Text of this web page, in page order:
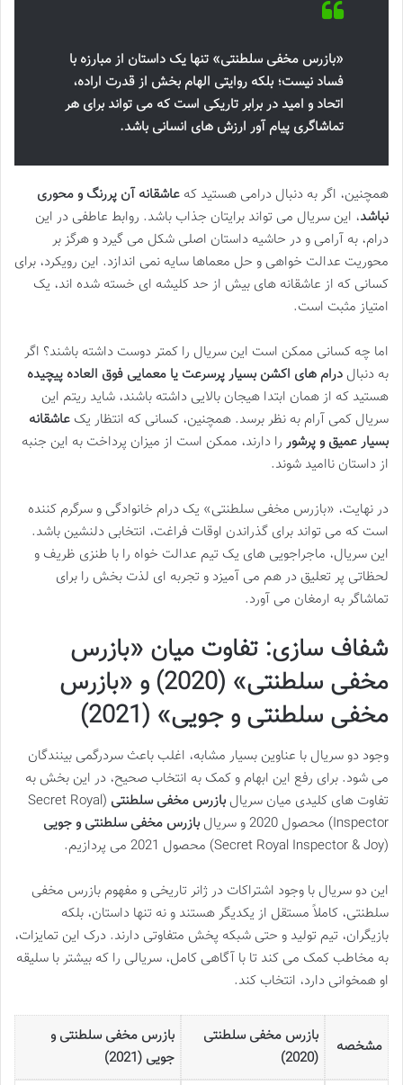
«بازرس مخفی سلطنتی» تنها یک داستان از مبارزه با
فساد نیست؛ بلکه روایتی الهام بخش از قدرت اراده،
اتحاد و امید در برابر تاریکی است که می تواند برای هر
تماشاگری پیام آور ارزش های انسانی باشد.
همچنین، اگر به دنبال درامی هستید که عاشقانه آن پررنگ و محوری
نباشد، این سریال می تواند برایتان جذاب باشد. روابط عاطفی در این
درام، به آرامی و در حاشیه داستان اصلی شکل می گیرد و هرگز بر
محوریت عدالت خواهی و حل معماها سایه نمی اندازد. این رویکرد، برای
کسانی که از عاشقانه های بیش از حد کلیشه ای خسته شده اند، یک
امتیاز مثبت است.
اما چه کسانی ممکن است این سریال را کمتر دوست داشته باشند؟ اگر
به دنبال درام های اکشن بسیار پرسرعت یا معمایی فوق العاده پیچیده
هستید که از همان ابتدا هیجان بالایی داشته باشند، شاید ریتم این
سریال کمی آرام به نظر برسد. همچنین، کسانی که انتظار یک عاشقانه
بسیار عمیق و پرشور را دارند، ممکن است از میزان پرداخت به این جنبه
از داستان ناامید شوند.
در نهایت، «بازرس مخفی سلطنتی» یک درام خانوادگی و سرگرم کننده
است که می تواند برای گذراندن اوقات فراغت، انتخابی دلنشین باشد.
این سریال، ماجراجویی های یک تیم عدالت خواه را با طنزی ظریف و
لحظاتی پر تعلیق در هم می آمیزد و تجربه ای لذت بخش را برای
تماشاگر به ارمغان می آورد.
شفاف سازی: تفاوت میان «بازرس
مخفی سلطنتی» (2020) و «بازرس
مخفی سلطنتی و جویی» (2021)
وجود دو سریال با عناوین بسیار مشابه، اغلب باعث سردرگمی بینندگان
می شود. برای رفع این ابهام و کمک به انتخاب صحیح، در این بخش به
تفاوت های کلیدی میان سریال بازرس مخفی سلطنتی (Secret Royal
Inspector) محصول 2020 و سریال
بازرس مخفی سلطنتی و جویی
(Secret Royal Inspector & Joy) محصول 2021 می پردازیم.
این دو سریال با وجود اشتراکات در ژانر تاریخی و مفهوم بازرس مخفی
سلطنتی، کاملاً مستقل از یکدیگر هستند و نه تنها داستان، بلکه
بازیگران، تیم تولید و حتی شبکه پخش متفاوتی دارند. درک این تمایزات،
به مخاطب کمک می کند تا با آگاهی کامل، سریالی را که بیشتر با سلیقه
او همخوانی دارد، انتخاب کند.
مشخصه
بازرس مخفی سلطنتی
(2020)
بازرس مخفی سلطنتی و
جویی (2021)